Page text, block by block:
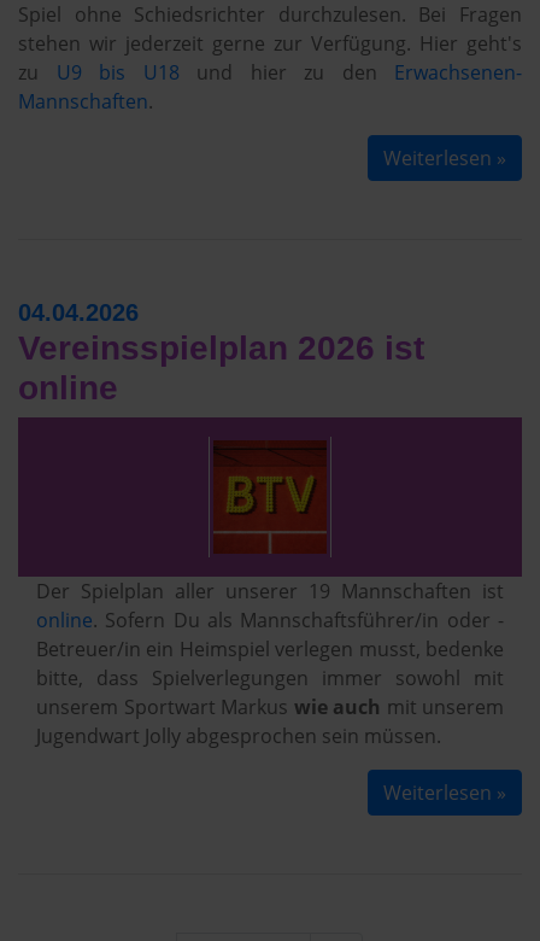
Spiel ohne Schiedsrichter durchzulesen. Bei Fragen
stehen wir jederzeit gerne zur Verfügung. Hier geht's
zu U9 bis U18 und hier zu den Erwachsenen-
Mannschaften.
Weiterlesen »
04.04.2026
Vereinsspielplan 2026 ist
online
Der Spielplan aller unserer 19 Mannschaften ist
online. Sofern Du als Mannschaftsführer/in oder -
Betreuer/in ein Heimspiel verlegen musst, bedenke
bitte, dass Spielverlegungen immer sowohl mit
unserem Sportwart Markus wie auch mit unserem
Jugendwart Jolly abgesprochen sein müssen.
Weiterlesen »